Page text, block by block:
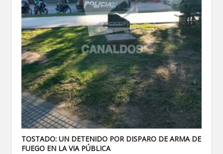
TOSTADO: UN DETENIDO POR DISPARO DE ARMA DE
FUEGO EN LA VIA PÚBLICA